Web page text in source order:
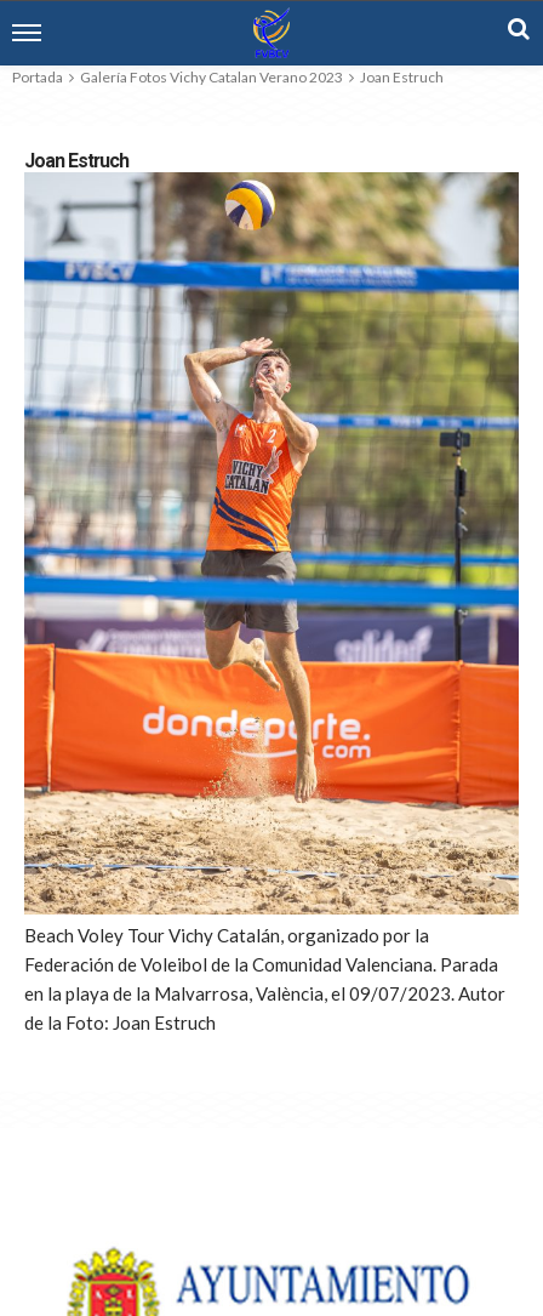
Portada Galería Fotos Vichy Catalan Verano 2023 Joan Estruch
Joan Estruch
Beach Voley Tour Vichy Catalán, organizado por la
Federación de Voleibol de la Comunidad Valenciana. Parada
en la playa de la Malvarrosa, València, el 09/07/2023. Autor
de la Foto: Joan Estruch